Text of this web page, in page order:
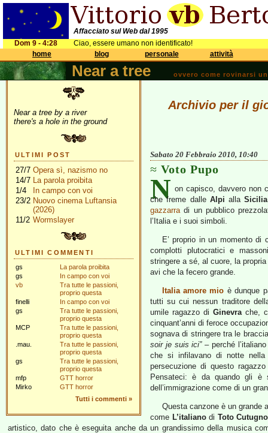
Affacciato sul Web dal 1995
Dom 9 - 4:28
Ciao, essere umano non identificato!
home
blog personale attività
Near a tree ovvero come rovinarsi
Near a tree by a river
there's a hole in the ground
ULTIMI POST
27/7 Opera sì, nazismo no
14/7 La parola proibita
1/4
In campo con voi
23/2 Nuovo cinema Luftansia
(2026)
11/2 Wormslayer
ULTIMI COMMENTI
gs
La parola proibita
gs
In campo con voi
vb
Tra tutte le passioni,
proprio questa
finelli
In campo con voi
gs
Tra tutte le passioni,
proprio questa
MCP
Tra tutte le passioni,
proprio questa
.mau.
Tra tutte le passioni,
proprio questa
gs
Tra tutte le passioni,
proprio questa
mfp
GTT horror
Mirko
GTT horror
Tutti i commenti »
Archivio per il
Sabato 20 Febbraio 2010, 10:40
Voto Pupo
N on capisco, davvero non
che freme dalle Alpi allaSicilia
gazzarradi un pubblico
l’Italia e i suoi simboli.
E’ proprio in un momento
complotti plutocratici e
stringere a sé, al cuore, la
avi che la fecero grande.
Italia amore mio è dunque
tutti su cui nessun traditore
umile ragazzo di Ginevrache,
cinquant’anni di feroce
sognava di stringere tra le
soir je suis ici”– perché
che si infilavano di notte nella
persecuzione di questo
Pensateci: è da quando gli è
dell’immigrazione come di un
Questa canzone è un grande
come L’italianodi Toto Cutugno
artistico, dato che è eseguita anche da un grandissimo della musica